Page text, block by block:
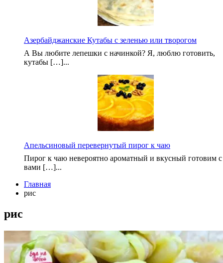
Азербайджанские Кутабы с зеленью или творогом
А Вы любите лепешки с начинкой? Я, люблю готовить,
кутабы […]...
Апельсиновый перевернутый пирог к чаю
Пирог к чаю невероятно ароматный и вкусный готовим с
вами […]...
Главная
рис
рис